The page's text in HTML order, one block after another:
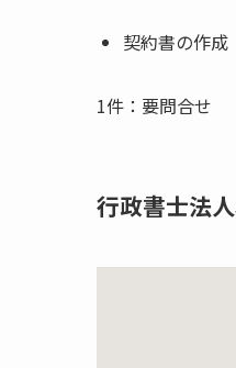
契約書の作成
1件：要問合せ
行政書士法